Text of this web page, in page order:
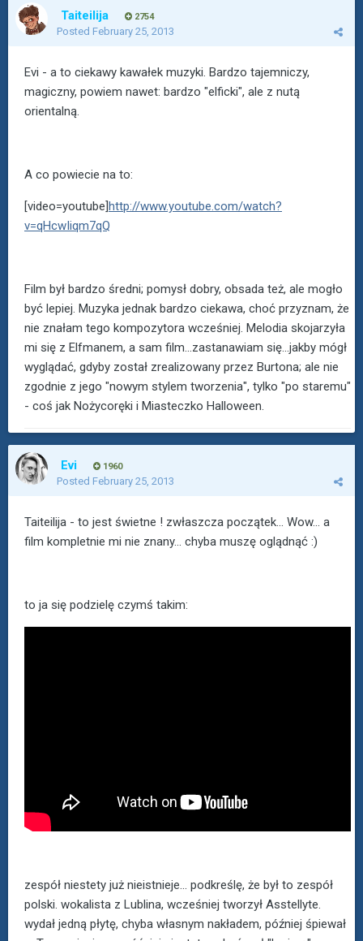
Taiteilija 2754
Posted February 25, 2013
Evi - a to ciekawy kawałek muzyki. Bardzo tajemniczy,
magiczny, powiem nawet: bardzo "elficki", ale z nutą
orientalną.
A co powiecie na to:
[video=youtube]http://www.youtube.com/watch?
v=qHcwIiqm7qQ
Film był bardzo średni; pomysł dobry, obsada też, ale mogło
być lepiej. Muzyka jednak bardzo ciekawa, choć przyznam, że
nie znałam tego kompozytora wcześniej. Melodia skojarzyła
mi się z Elfmanem, a sam film...zastanawiam się...jakby mógł
wyglądać, gdyby został zrealizowany przez Burtona; ale nie
zgodnie z jego "nowym stylem tworzenia", tylko "po staremu"
- coś jak Nożycoręki i Miasteczko Halloween.
Evi 1960
Posted February 25, 2013
Taiteilija - to jest świetne ! zwłaszcza początek... Wow... a
film kompletnie mi nie znany... chyba muszę oglądnąć :)
to ja się podzielę czymś takim:
zespół niestety już nieistnieje... podkreślę, że był to zespół
polski. wokalista z Lublina, wcześniej tworzył Asstellyte.
wydał jedną płytę, chyba własnym nakładem, później śpiewał